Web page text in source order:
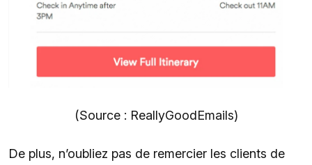
(Source : ReallyGoodEmails)
De plus, n’oubliez pas de remercier les clients de